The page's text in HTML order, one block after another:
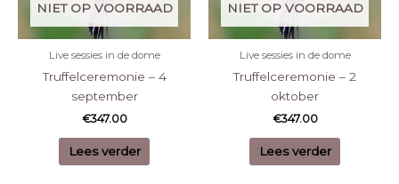
NIET OP VOORRAAD
Live sessies in de dome
Truffelceremonie – 4
september
€347.00
Lees verder
NIET OP VOORRAAD
Live sessies in de dome
Truffelceremonie – 2
oktober
€347.00
Lees verder